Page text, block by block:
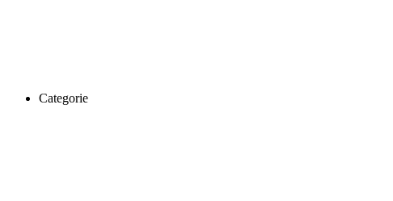
Categorie